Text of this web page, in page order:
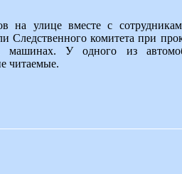
на улице вместе с
Следственного комитета при
машинах. У одного из
читаемые.